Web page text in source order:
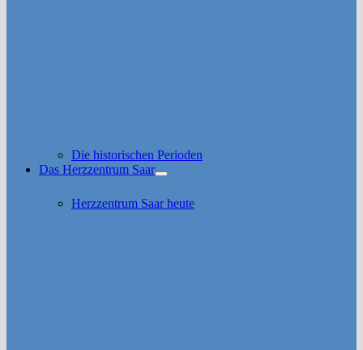
Die historischen Perioden
Das Herzzentrum Saar
Untermenü
Herzzentrum Saar heute